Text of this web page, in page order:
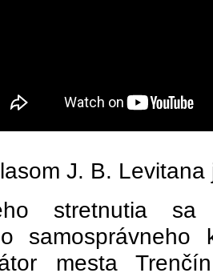
J. B.
stretnutia
samosprávneho
mesta